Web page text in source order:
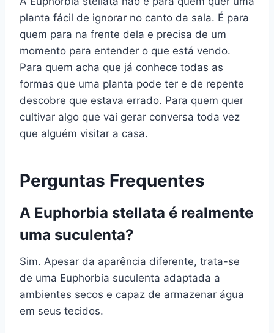
planta fácil de ignorar no canto da sala. É para
quem para na frente dela e precisa de um
momento para entender o que está vendo.
Para quem acha que já conhece todas as
formas que uma planta pode ter e de repente
descobre que estava errado. Para quem quer
cultivar algo que vai gerar conversa toda vez
que alguém visitar a casa.
Perguntas Frequentes
A Euphorbia stellata é realmente
uma suculenta?
Sim. Apesar da aparência diferente, trata-se
de uma Euphorbia suculenta adaptada a
ambientes secos e capaz de armazenar água
em seus tecidos.